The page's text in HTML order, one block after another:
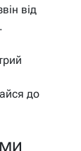
від
до